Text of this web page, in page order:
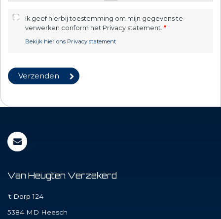
Ik geef hierbij toestemming om mijn gegevens te
verwerken conform het Privacy statement. *
Bekijk hier ons Privacy statement
Van Heugten Verzekerd
't Dorp 124
5384 MD Heesch